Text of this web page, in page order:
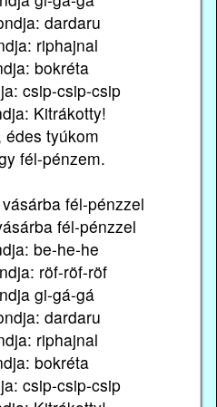
dardaru
riphajnal
bokréta
csip-csip-csip
Kitrákotty!
édes tyúkom
fél-pénzem.
fél-pénzzel
fél-pénzzel
be-he-he
röf-röf-röf
gi-gá-gá
dardaru
riphajnal
bokréta
csip-csip-csip